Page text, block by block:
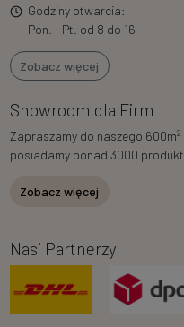
Godziny otwarcia:
Pon. - Pt. od 8 do 16
Zobacz więcej
Showroom dla Firm
Zapraszamy do naszego 600m2
posiadamy ponad 3000
Zobacz więcej
Nasi Partnerzy